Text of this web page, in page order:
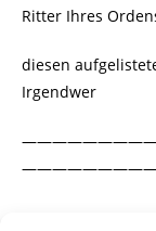
Ritter Ihres
diesen
Irgendwer